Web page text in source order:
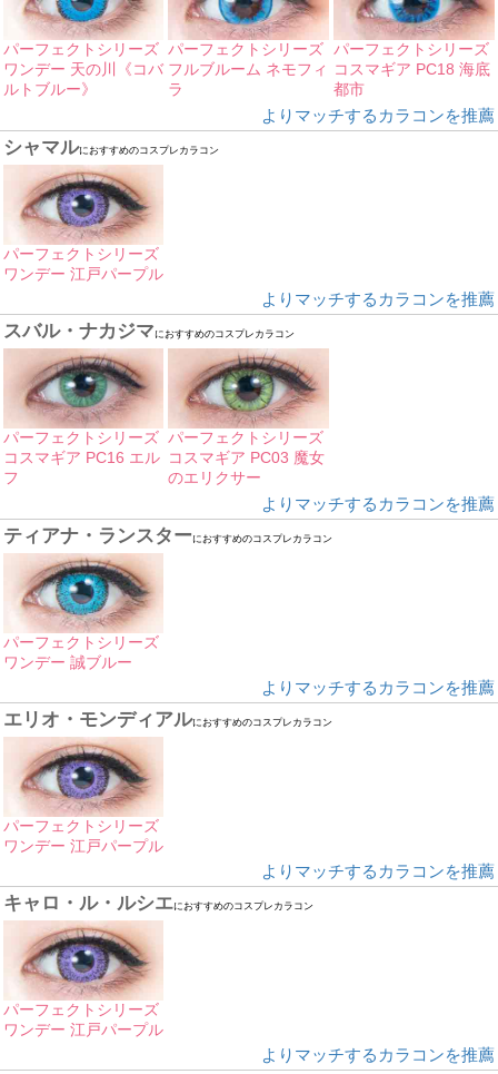
パーフェクトシリーズ
ワンデー 天の川《コバ
ルトブルー》
パーフェクトシリーズ
フルブルーム ネモフィ
ラ
パーフェクトシリーズ
コスマギア PC18 海底
都市
よりマッチするカラコンを推薦
シャマルにおすすめのコスプレカラコン
パーフェクトシリーズ
ワンデー 江戸パープル
よりマッチするカラコンを推薦
スバル・ナカジマにおすすめのコスプレカラコン
パーフェクトシリーズ
コスマギア PC16 エル
フ
パーフェクトシリーズ
コスマギア PC03 魔女
のエリクサー
よりマッチするカラコンを推薦
ティアナ・ランスターにおすすめのコスプレカラコン
パーフェクトシリーズ
ワンデー 誠ブルー
よりマッチするカラコンを推薦
エリオ・モンディアルにおすすめのコスプレカラコン
パーフェクトシリーズ
ワンデー 江戸パープル
よりマッチするカラコンを推薦
キャロ・ル・ルシエにおすすめのコスプレカラコン
パーフェクトシリーズ
ワンデー 江戸パープル
よりマッチするカラコンを推薦